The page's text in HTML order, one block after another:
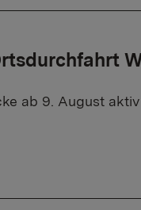
ab 9. August aktiv